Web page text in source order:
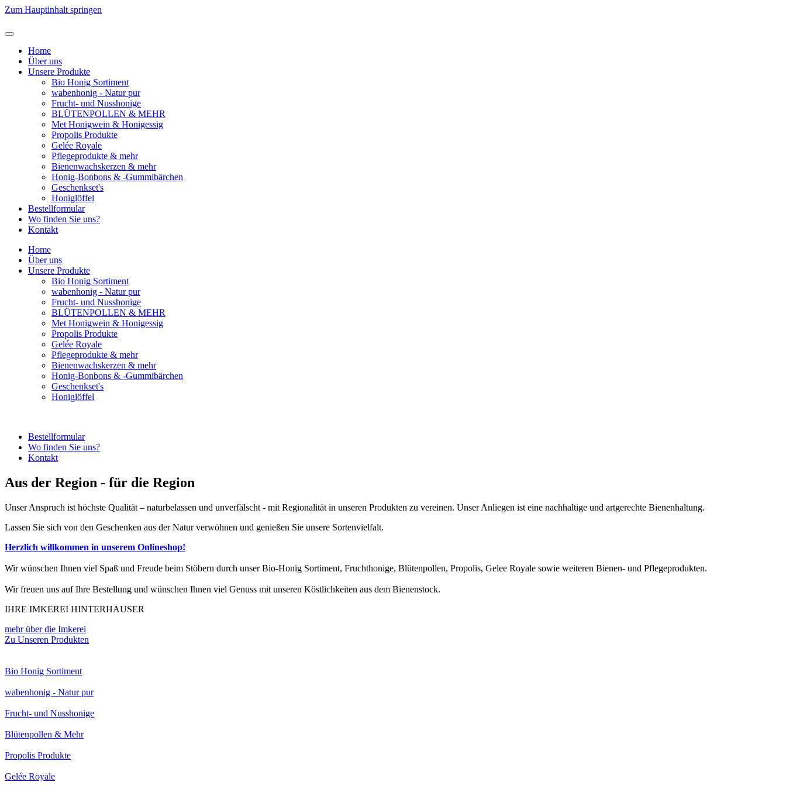
Zum Hauptinhalt springen
Home
Über uns
Unsere Produkte
Bio Honig Sortiment
wabenhonig - Natur pur
Frucht- und Nusshonige
BLÜTENPOLLEN & MEHR
Met Honigwein & Honigessig
Propolis Produkte
Gelée Royale
Pflegeprodukte & mehr
Bienenwachskerzen & mehr
Honig-Bonbons & -Gummibärchen
Geschenkset's
Honiglöffel
Bestellformular
Wo finden Sie uns?
Kontakt
Home
Über uns
Unsere Produkte
Bio Honig Sortiment
wabenhonig - Natur pur
Frucht- und Nusshonige
BLÜTENPOLLEN & MEHR
Met Honigwein & Honigessig
Propolis Produkte
Gelée Royale
Pflegeprodukte & mehr
Bienenwachskerzen & mehr
Honig-Bonbons & -Gummibärchen
Geschenkset's
Honiglöffel
Bestellformular
Wo finden Sie uns?
Kontakt
Aus der Region - für die Region
Unser Anspruch ist höchste Qualität – naturbelassen und unverfälscht - mit Regionalität in unseren Produkten zu vereinen. Unser Anliegen ist eine nachhaltige und artgerechte Bienenhaltung.
Lassen Sie sich von den Geschenken aus der Natur verwöhnen und genießen Sie unsere Sortenvielfalt.
Herzlich willkommen in unserem Onlineshop!
Wir wünschen Ihnen viel Spaß und Freude beim Stöbern durch unser Bio-Honig Sortiment, Fruchthonige, Blütenpollen, Propolis, Gelee Royale sowie weiteren Bienen- und Pflegeprodukten.
Wir freuen uns auf Ihre Bestellung und wünschen Ihnen viel Genuss mit unseren Köstlichkeiten aus dem Bienenstock.
IHRE IMKEREI HINTERHAUSER
mehr über die Imkerei
Zu Unseren Produkten
Bio Honig Sortiment
wabenhonig - Natur pur
Frucht- und Nusshonige
Blütenpollen & Mehr
Propolis Produkte
Gelée Royale